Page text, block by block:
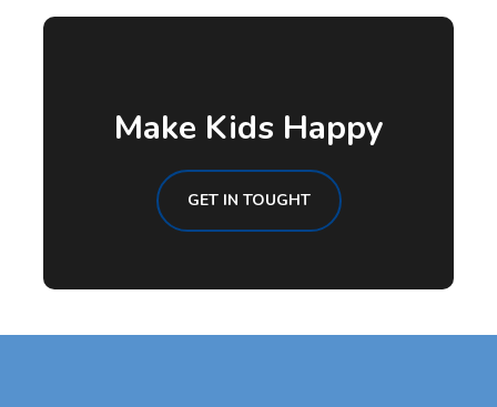
Make Kids Happy
GET IN TOUGHT